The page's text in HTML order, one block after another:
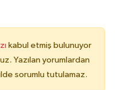
kabul etmiş bulunuyor
Yazılan yorumlardan
sorumlu tutulamaz.